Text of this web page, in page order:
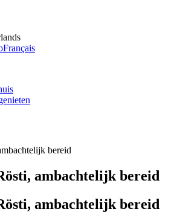
Français
ambachtelijk bereid
ambachtelijk bereid